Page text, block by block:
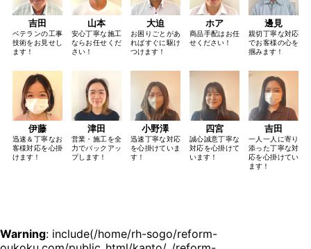
吉田
ベテランの工事
技術をお見せし
ます！
山本
安心丁寧な施工
ならお任せくだ
さい！
大迫
お困りごとがあ
ればすぐに駆け
つけます！
ホア
商品手配はお任
せください！
邊見
親切丁寧な対応
でお客様の心を
掴みます！
伊藤
迅速＆丁寧なお
客様対応を心掛
けます！
津田
営業・施工を全
力でバックアッ
プします！
小野澤
迅速丁寧な対応
を心掛けていま
す！
四宮
誠心誠意丁寧な
対応を心掛けて
います！
吉田
一人一人に寄り
添った丁寧な対
応を心掛けてい
ます！
Warning: include(/home/rh-sogo/reform-